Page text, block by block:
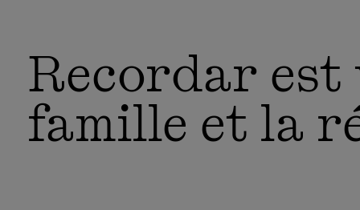
Recordar est
famille et la